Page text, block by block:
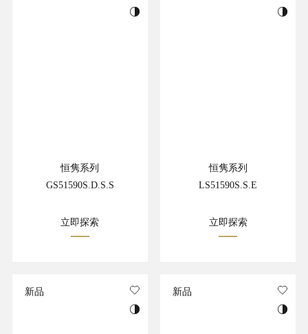
恒隽系列
GS51590S.D.S.S
立即探索
恒隽系列
LS51590S.S.E
立即探索
新品 新品